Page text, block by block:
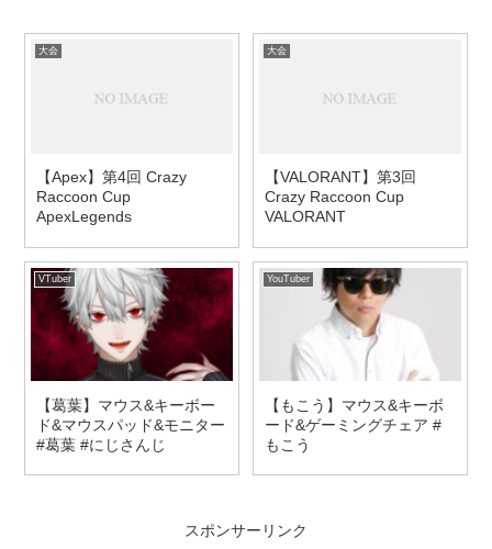
大会
【Apex】第4回 Crazy
Raccoon Cup
ApexLegends
大会
【VALORANT】第3回
Crazy Raccoon Cup
VALORANT
VTuber
【葛葉】マウス&キーボー
ド&マウスパッド&モニター
#葛葉 #にじさんじ
YouTuber
【もこう】マウス&キーボ
ード&ゲーミングチェア #
もこう
スポンサーリンク